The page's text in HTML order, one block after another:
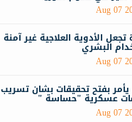
Aug 07
تجعل الأدوية العلاجية غير آمنة
البشري
Aug 07
بفتح تحقيقات بشان تسريب
عسكرية "حساسة "
Aug 07